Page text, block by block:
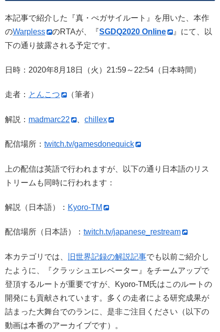
本記事で紹介した『真・ぺガサイルート』を用いた、本作
のWarpless のRTAが、『SGDQ2020 Online
』にて、以
下の通り披露される予定です。
日時：2020年8月18日（火）21:59～22:54（日本時間）
走者： とんこつ （筆者）
解説： madmarc22 chillex
配信場所： twitch.tv/gamesdonequick
上の配信は英語で行われますが、以下の通り日本語のリス
トリームも同時に行われます：
解説（日本語）： Kyoro-TM
配信場所（日本語）： twitch.tv/japanese_restream
本カテゴリでは、 旧世界記録の解説記事でも以前ご紹介し
たように、『クラッシュエレベーター』をチームアップで
登頂するルートが重要ですが、Kyoro-TM氏はこのルートの
開発にも貢献されています。多くの走者による研究成果が
詰まった大舞台でのランに、是非ご注目ください（以下の
動画は本番のアーカイブです）。